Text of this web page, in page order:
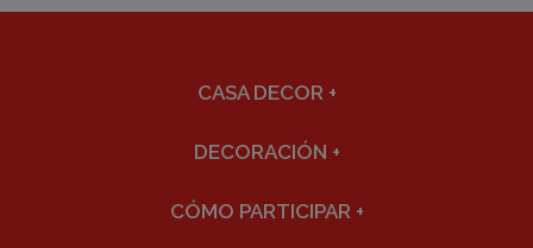
CASA DECOR +
DECORACIÓN +
CÓMO PARTICIPAR +